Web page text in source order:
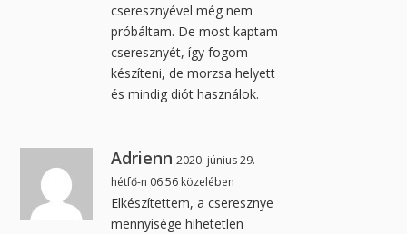
cseresznyével még nem
próbáltam. De most kaptam
cseresznyét, így fogom
készíteni, de morzsa helyett
és mindig diót használok.
Adrienn 2020. június 29.
hétfő-n 06:56 közelében
Elkészítettem, a cseresznye
mennyisége hihetetlen